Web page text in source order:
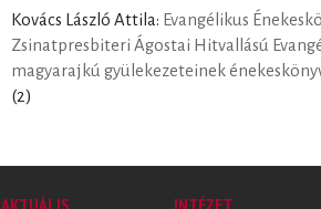
Kovács László Attila: Evangélikus
Zsinatpresbiteri Ágostai Hitvallású
magyarajkú gyülekezeteinek
(2)
AKTUÁLIS
INTÉZET